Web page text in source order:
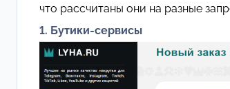
что рассчитаны они на разные
1. Бутики-сервисы